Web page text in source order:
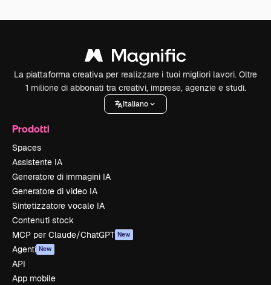
La piattaforma creativa per realizzare i tuoi migliori lavori. Oltre
1 milione di abbonati tra creativi, imprese, agenzie e studi.
Italiano
Prodotti
Spaces
Assistente IA
Generatore di immagini IA
Generatore di video IA
Sintetizzatore vocale IA
Contenuti stock
MCP per Claude/ChatGPT New
Agenti New
API
App mobile